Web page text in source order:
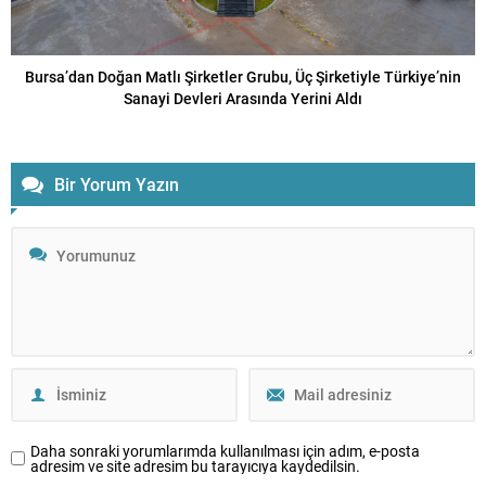
Bursa’dan Doğan Matlı Şirketler Grubu, Üç Şirketiyle Türkiye’nin
Sanayi Devleri Arasında Yerini Aldı
Bir Yorum Yazın
Daha sonraki yorumlarımda kullanılması için adım, e-posta
adresim ve site adresim bu tarayıcıya kaydedilsin.